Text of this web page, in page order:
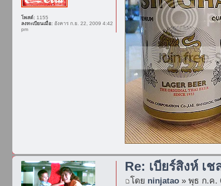
โพสต์: 1155
ลงทะเบียนเมื่อ: อังคาร ก.ย. 22, 2009 4:42
pm
Re: เบียร์สิงห์ เ
โดย ninjatao » พุธ ก.ค.